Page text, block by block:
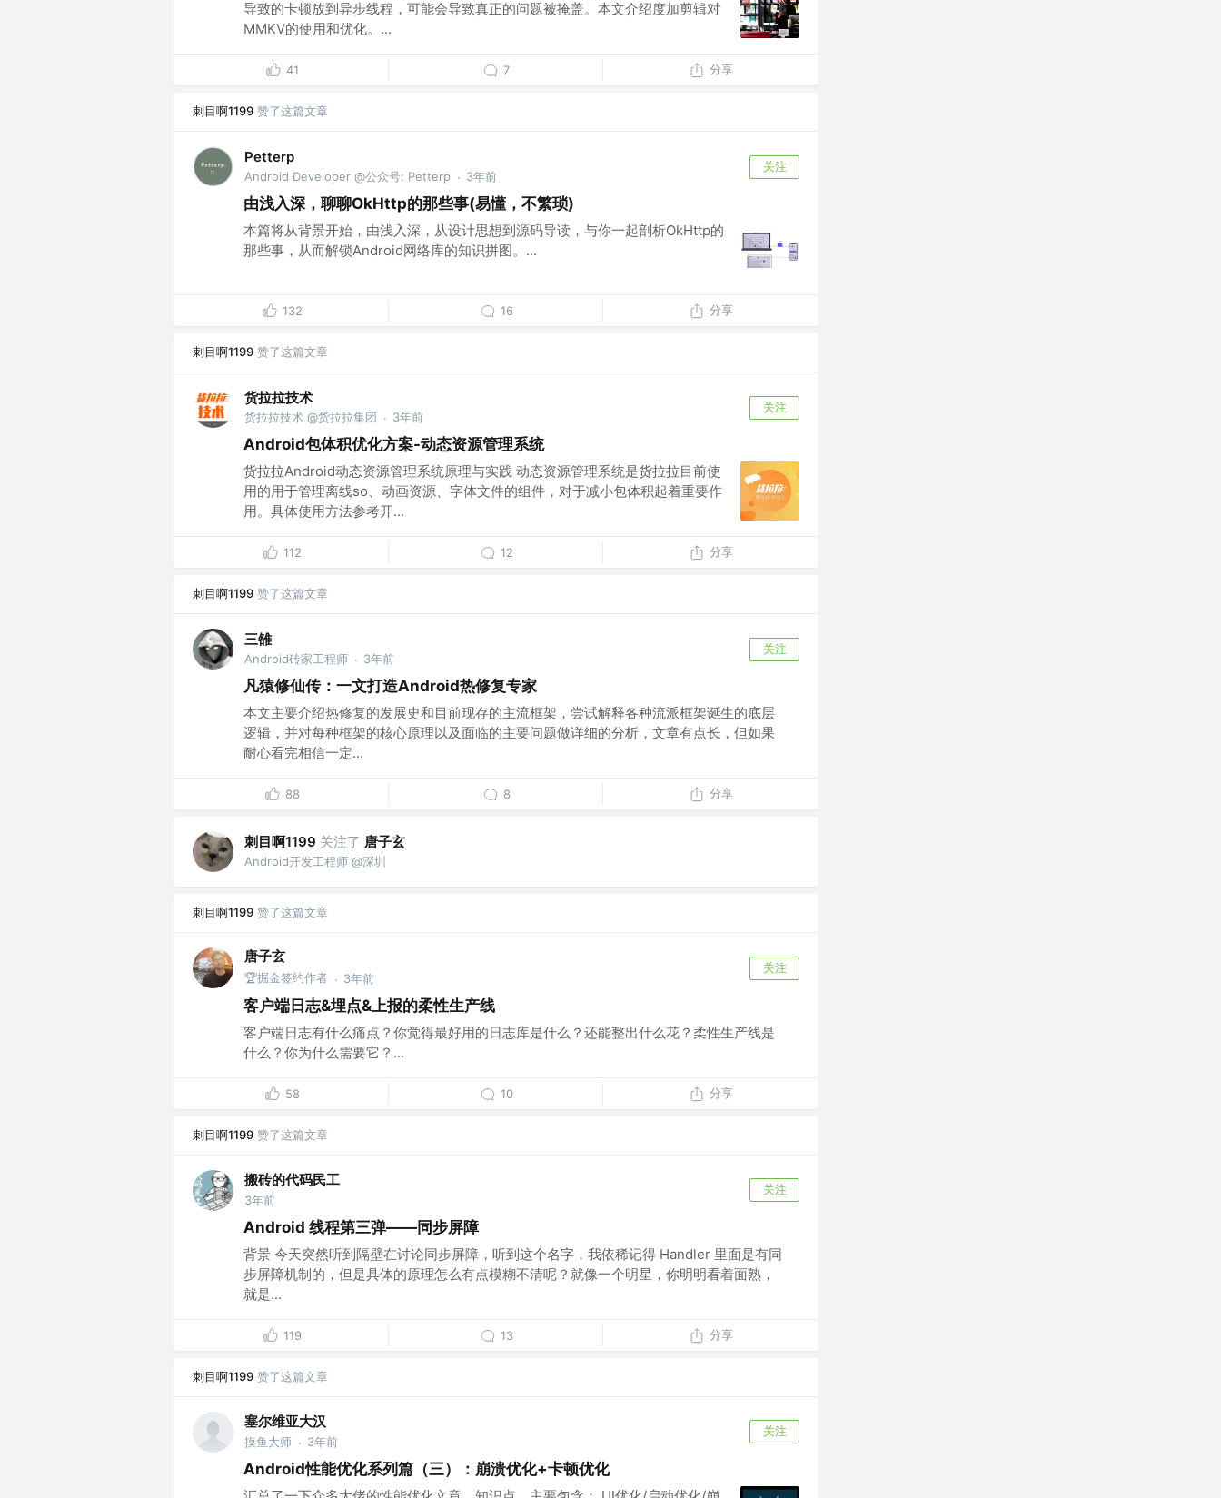
导致的卡顿放到异步线程，可能会导致真正的问题被掩盖。本文介绍度加剪辑对
MMKV的使用和优化。...
41 7 分享
刺目啊1199 赞了这篇文章
Petterp
Android Developer @公众号: Petterp · 3年前
关注
由浅入深，聊聊OkHttp的那些事(易懂，不繁琐)
本篇将从背景开始，由浅入深，从设计思想到源码导读，与你一起剖析OkHttp的
那些事，从而解锁Android网络库的知识拼图。...
132 16 分享
刺目啊1199 赞了这篇文章
货拉拉技术
货拉拉技术 @货拉拉集团 · 3年前
关注
Android包体积优化方案-动态资源管理系统
货拉拉Android动态资源管理系统原理与实践 动态资源管理系统是货拉拉目前使
用的用于管理离线so、动画资源、字体文件的组件，对于减小包体积起着重要作
用。具体使用方法参考开...
112 12 分享
刺目啊1199 赞了这篇文章
三雒
Android砖家工程师 · 3年前
关注
凡猿修仙传：一文打造Android热修复专家
本文主要介绍热修复的发展史和目前现存的主流框架，尝试解释各种流派框架诞生的底层
逻辑，并对每种框架的核心原理以及面临的主要问题做详细的分析，文章有点长，但如果
耐心看完相信一定...
88 8 分享
刺目啊1199 关注了 唐子玄
Android开发工程师 @深圳
刺目啊1199 赞了这篇文章
唐子玄
🏆掘金签约作者 · 3年前
关注
客户端日志&埋点&上报的柔性生产线
客户端日志有什么痛点？你觉得最好用的日志库是什么？还能整出什么花？柔性生产线是
什么？你为什么需要它？...
58 10 分享
刺目啊1199 赞了这篇文章
搬砖的代码民工
3年前
关注
Android 线程第三弹——同步屏障
背景 今天突然听到隔壁在讨论同步屏障，听到这个名字，我依稀记得 Handler 里面是有同
步屏障机制的，但是具体的原理怎么有点模糊不清呢？就像一个明星，你明明看着面熟，
就是...
119 13 分享
刺目啊1199 赞了这篇文章
塞尔维亚大汉
摸鱼大师 · 3年前
关注
Android性能优化系列篇（三）：崩溃优化+卡顿优化